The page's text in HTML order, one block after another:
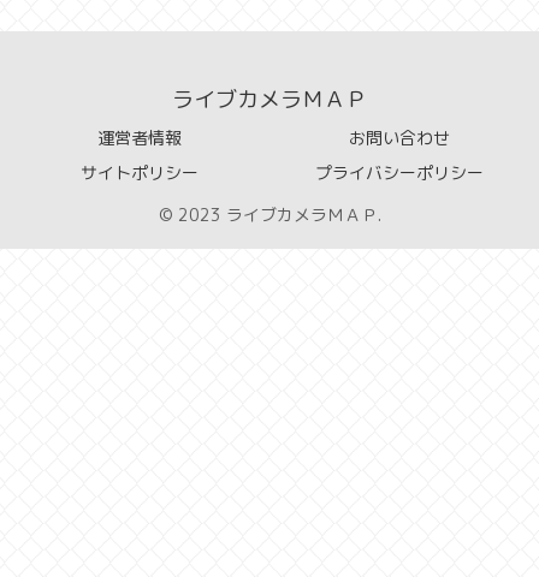
ライブカメラＭＡＰ
運営者情報
お問い合わせ
サイトポリシー
プライバシーポリシー
© 2023 ライブカメラＭＡＰ.